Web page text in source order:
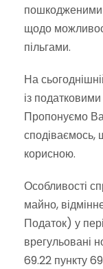
пошкодженими
щодо
пільгами.
На
із
Пропонуємо
сподіваємось,
корисною.
Особливості
майно,
Податок) у
врегульовані
69.22 пункту